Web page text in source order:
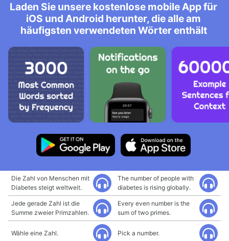
Laden Sie unsere kostenlose mobile App für
iOS und Android herunter, die alle am
häufigsten verwendeten Wörter enthält
Die Zahl von Menschen mit
Diabetes steigt weltweit.
The number of people with
diabetes is rising globally.
Jede gerade Zahl ist die
Summe zweier Primzahlen.
Every even number is the
sum of two primes.
Wähle eine Zahl. Pick a number.